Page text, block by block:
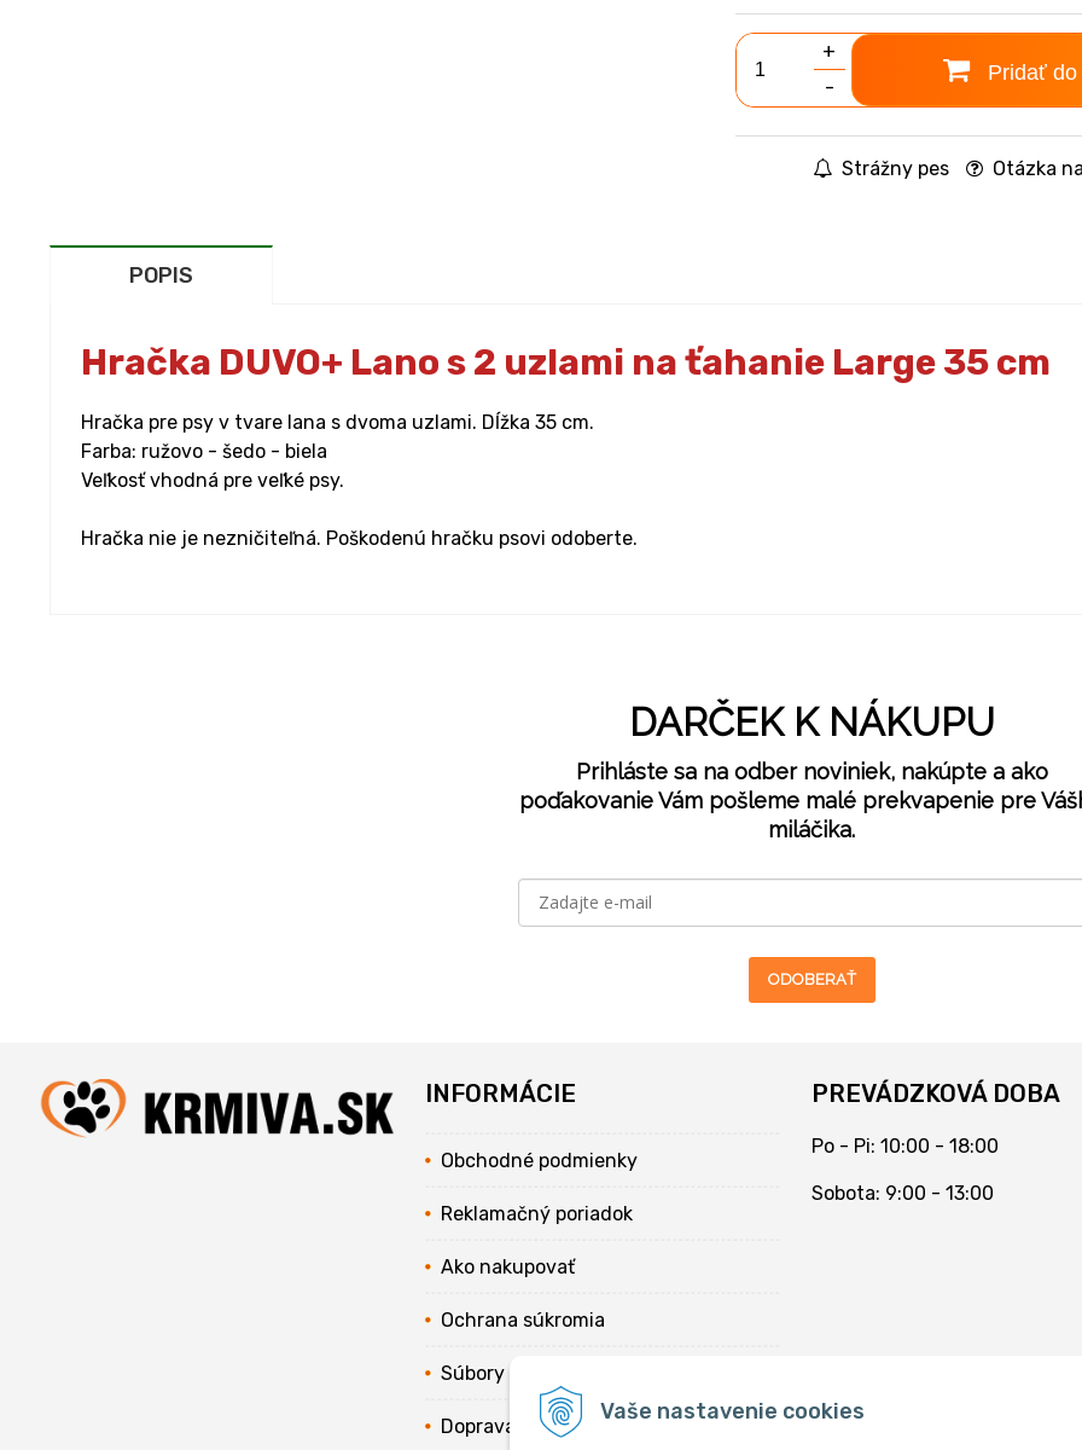
Vaše nastavenie cookies
+
-
Pridať
Strážny pes Otázka
POPIS
Hračka DUVO+ Lano s 2 uzlami na ťahanie Large 35 cm
Hračka pre psy v tvare lana s dvoma uzlami. Dĺžka 35 cm.
Farba: ružovo - šedo - biela
Veľkosť vhodná pre veľké psy.
Hračka nie je nezničiteľná. Poškodenú hračku psovi odoberte.
DARČEK K NÁKUPU
Prihláste sa na odber noviniek, nakúpte a ako
poďakovanie Vám pošleme malé prekvapenie pre
miláčika.
ODOBERAŤ
INFORMÁCIE
Obchodné podmienky
Reklamačný poriadok
Ako nakupovať
Ochrana súkromia
Súbory cookies
Doprava
PREVÁDZKOVÁ DOBA
Po - Pi: 10:00 - 18:00
Sobota: 9:00 - 13:00